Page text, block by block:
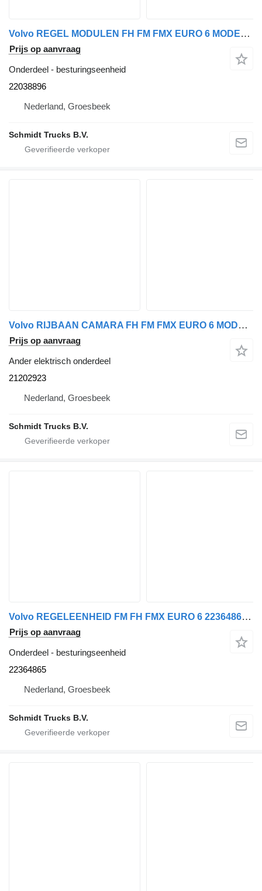
Volvo REGEL MODULEN FH FM FMX EURO 6 MODEL 2018 22038896 besturingseenheid voor vrachtwagen
Prijs op aanvraag
Onderdeel - besturingseenheid
22038896
Nederland, Groesbeek
Schmidt Trucks B.V.
Volvo RIJBAAN CAMARA FH FM FMX EURO 6 MODEL 2018 21202923 voor vrachtwagen
Prijs op aanvraag
Ander elektrisch onderdeel
21202923
Nederland, Groesbeek
Schmidt Trucks B.V.
Volvo REGELEENHEID FM FH FMX EURO 6 22364865 besturingseenheid voor vrachtwagen
Prijs op aanvraag
Onderdeel - besturingseenheid
22364865
Nederland, Groesbeek
Schmidt Trucks B.V.